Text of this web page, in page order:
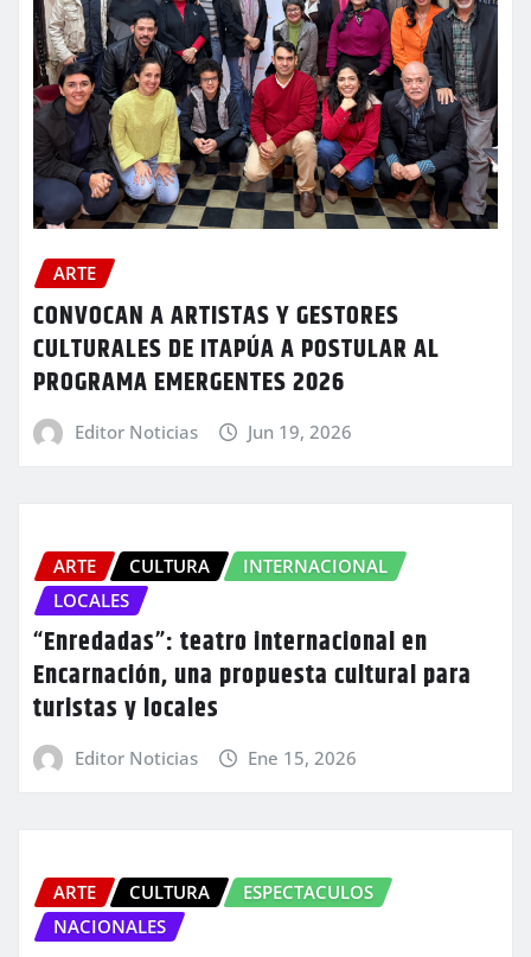
ARTE
CONVOCAN A ARTISTAS Y GESTORES
CULTURALES DE ITAPÚA A POSTULAR AL
PROGRAMA EMERGENTES 2026
Editor Noticias Jun 19, 2026
ARTE CULTURA
INTERNACIONAL
LOCALES
“Enredadas”: teatro internacional en
Encarnación, una propuesta cultural para
turistas y locales
Editor Noticias Ene 15, 2026
ARTE CULTURA
ESPECTACULOS
NACIONALES